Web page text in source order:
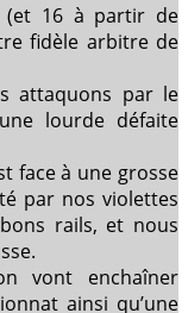
(et 16 à partir de
fidèle arbitre de
attaquons par le
lourde défaite
face à une grosse
par nos violettes
rails, et nous
vont enchaîner
ainsi qu’une